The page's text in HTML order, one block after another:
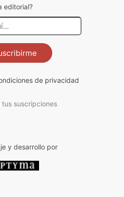
editorial?
de privacidad
tus suscripciones
y desarrollo por